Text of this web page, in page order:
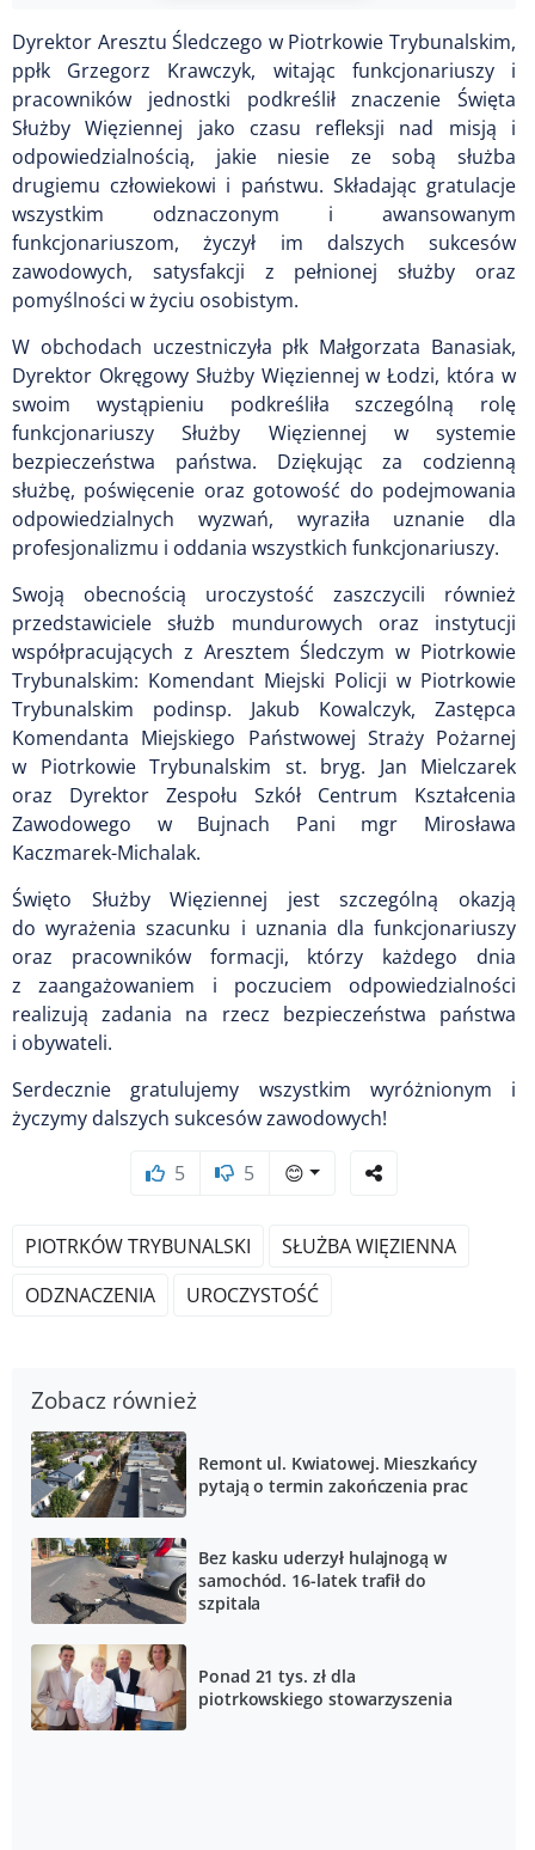
Dyrektor Aresztu Śledczego w Piotrkowie Trybunalskim,
ppłk Grzegorz Krawczyk, witając funkcjonariuszy i
pracowników jednostki podkreślił znaczenie Święta
Służby Więziennej jako czasu refleksji nad misją i
odpowiedzialnością, jakie niesie ze sobą służba
drugiemu człowiekowi i państwu. Składając gratulacje
wszystkim odznaczonym i awansowanym
funkcjonariuszom, życzył im dalszych sukcesów
zawodowych, satysfakcji z pełnionej służby oraz
pomyślności w życiu osobistym.
W obchodach uczestniczyła płk Małgorzata Banasiak,
Dyrektor Okręgowy Służby Więziennej w Łodzi, która w
swoim wystąpieniu podkreśliła szczególną rolę
funkcjonariuszy Służby Więziennej w systemie
bezpieczeństwa państwa. Dziękując za codzienną
służbę, poświęcenie oraz gotowość do podejmowania
odpowiedzialnych wyzwań, wyraziła uznanie dla
profesjonalizmu i oddania wszystkich funkcjonariuszy.
Swoją obecnością uroczystość zaszczycili również
przedstawiciele służb mundurowych oraz instytucji
współpracujących z Aresztem Śledczym w Piotrkowie
Trybunalskim: Komendant Miejski Policji w Piotrkowie
Trybunalskim podinsp. Jakub Kowalczyk, Zastępca
Komendanta Miejskiego Państwowej Straży Pożarnej
w Piotrkowie Trybunalskim st. bryg. Jan Mielczarek
oraz Dyrektor Zespołu Szkół Centrum Kształcenia
Zawodowego w Bujnach Pani mgr Mirosława
Kaczmarek-Michalak.
Święto Służby Więziennej jest szczególną okazją
do wyrażenia szacunku i uznania dla funkcjonariuszy
oraz pracowników formacji, którzy każdego dnia
z zaangażowaniem i poczuciem odpowiedzialności
realizują zadania na rzecz bezpieczeństwa państwa
i obywateli.
Serdecznie gratulujemy wszystkim wyróżnionym i
życzymy dalszych sukcesów zawodowych!
5 5 😊
PIOTRKÓW TRYBUNALSKI
SŁUŻBA WIĘZIENNA
ODZNACZENIA
UROCZYSTOŚĆ
Zobacz również
Remont ul. Kwiatowej. Mieszkańcy
pytają o termin zakończenia prac
Bez kasku uderzył hulajnogą w
samochód. 16-latek trafił do
szpitala
Ponad 21 tys. zł dla
piotrkowskiego stowarzyszenia